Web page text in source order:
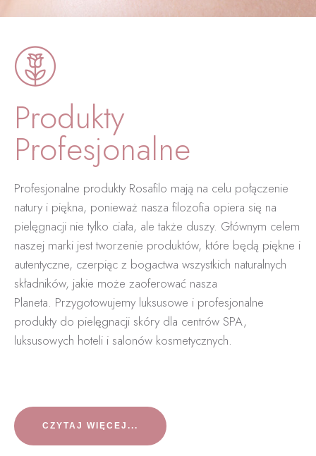
Produkty
Profesjonalne
Profesjonalne produkty Rosafilo mają na celu połączenie
natury i piękna, ponieważ nasza filozofia opiera się na
pielęgnacji nie tylko ciała, ale także duszy. Głównym celem
naszej marki jest tworzenie produktów, które będą piękne i
autentyczne, czerpiąc z bogactwa wszystkich naturalnych
składników, jakie może zaoferować nasza
Planeta. Przygotowujemy luksusowe i profesjonalne
produkty do pielęgnacji skóry dla centrów SPA,
luksusowych hoteli i salonów kosmetycznych.
CZYTAJ WIĘCEJ...